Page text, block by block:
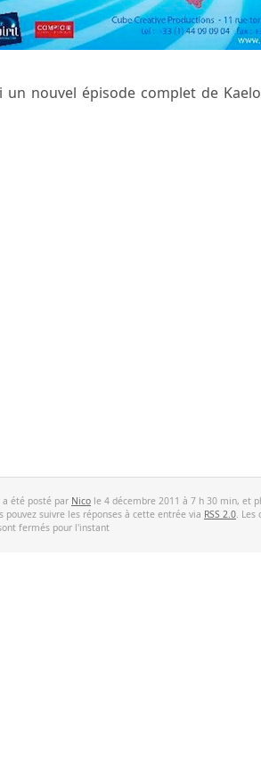
un nouvel épisode complet de
été posté par Nico le 4 décembre 2011 à 7 h 30 min, et
pouvez suivre les réponses à cette entrée via RSS 2.0. Les
fermés pour l'instant